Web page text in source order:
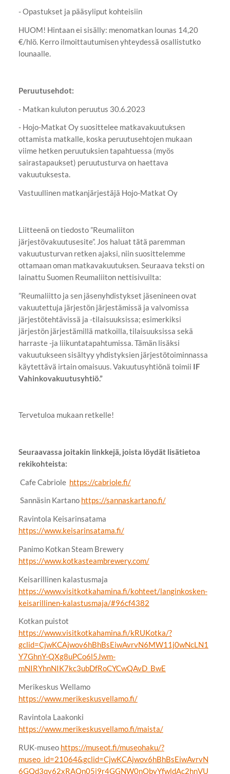
- Opastukset ja pääsyliput kohteisiin
HUOM! Hintaan ei sisälly: menomatkan lounas 14,20
€/hlö. Kerro ilmoittautumisen yhteydessä osallistutko
lounaalle.
Peruutusehdot:
- Matkan kuluton peruutus 30.6.2023
- Hojo-Matkat Oy suosittelee matkavakuutuksen
ottamista matkalle, koska peruutusehtojen mukaan
viime hetken peruutuksien tapahtuessa (myös
sairastapaukset) peruutusturva on haettava
vakuutuksesta.
Vastuullinen matkanjärjestäjä Hojo-Matkat Oy
Liitteenä on tiedosto ”Reumaliiton
järjestövakuutusesite”. Jos haluat tätä paremman
vakuutusturvan retken ajaksi, niin suosittelemme
ottamaan oman matkavakuutuksen. Seuraava teksti on
lainattu Suomen Reumaliiton nettisivuilta:
”Reumaliitto ja sen jäsenyhdistykset jäsenineen ovat
vakuutettuja järjestön järjestämissä ja valvomissa
järjestötehtävissä ja -tilaisuuksissa; esimerkiksi
järjestön järjestämillä matkoilla, tilaisuuksissa sekä
harraste -ja liikuntatapahtumissa. Tämän lisäksi
vakuutukseen sisältyy yhdistyksien järjestötoiminnassa
käytettävä irtain omaisuus. Vakuutusyhtiönä toimii IF
Vahinkovakuutusyhtiö.”
Tervetuloa mukaan retkelle!
Seuraavassa joitakin linkkejä, joista löydät lisätietoa
rekikohteista:
Cafe Cabriole https://cabriole.fi/
Sannäsin Kartano https://sannaskartano.fi/
Ravintola Keisarinsatama
https://www.keisarinsatama.fi/
Panimo Kotkan Steam Brewery
https://www.kotkasteambrewery.com/
Keisarillinen kalastusmaja
https://www.visitkotkahamina.fi/kohteet/langinkosken-
keisarillinen-kalastusmaja/#96cf4382
Kotkan puistot
https://www.visitkotkahamina.fi/kRUKotka/?
gclid=CjwKCAjwov6hBhBsEiwAvrvN6MW11j0wNcLN1
Y7GhnY-QXg8uPCo6l5Jwm-
mNIRYhnNIK7kc3ubDfRoCYCwQAvD_BwE
Merikeskus Wellamo
https://www.merikeskusvellamo.fi/
Ravintola Laakonki
https://www.merikeskusvellamo.fi/maista/
RUK-museo https://museot.fi/museohaku/?
museo_id=21064&gclid=CjwKCAjwov6hBhBsEiwAvrvN
6GQd3qy62xRAQn05j9r4GGNW0nObyYfwldAc2hnVU_